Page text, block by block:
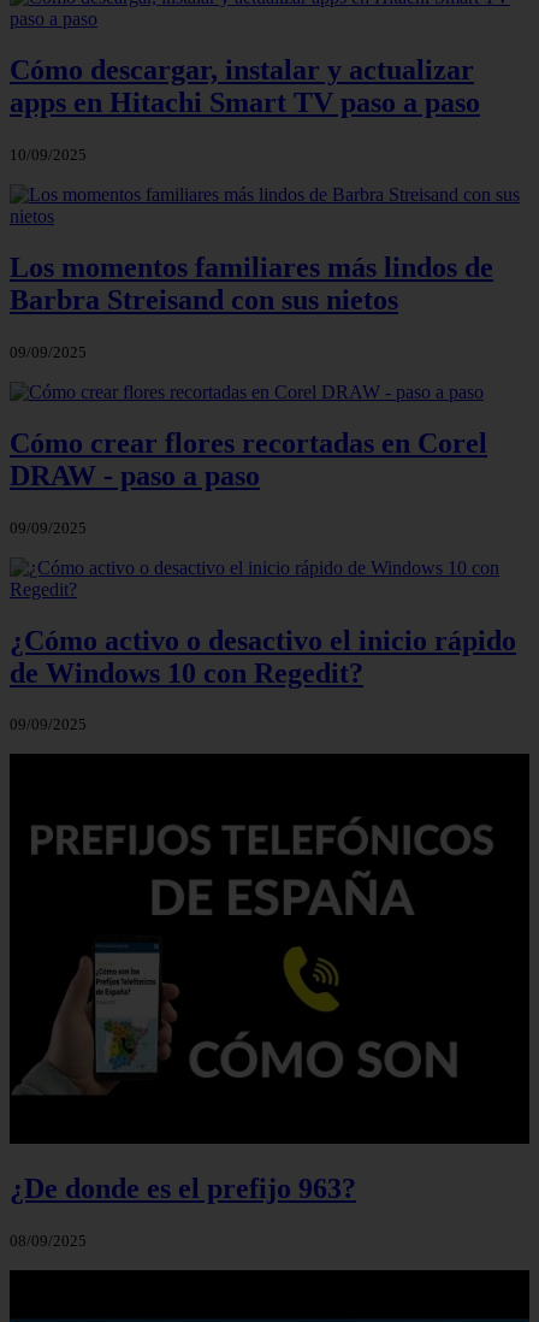
Cómo descargar, instalar y actualizar
apps en Hitachi Smart TV paso a paso
10/09/2025
Los momentos familiares más lindos de
Barbra Streisand con sus nietos
09/09/2025
Cómo crear flores recortadas en Corel
DRAW - paso a paso
09/09/2025
¿Cómo activo o desactivo el inicio rápido
de Windows 10 con Regedit?
09/09/2025
¿De donde es el prefijo 963?
08/09/2025